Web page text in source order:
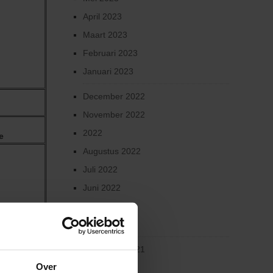
Over
April 2023
Maart 2023
Februari 2023
Januari 2023
December 2022
November 2022
2022
Augustus 2022
Juli 2022
Juni 2022
Maart 2022
Januari 2022
November 2021